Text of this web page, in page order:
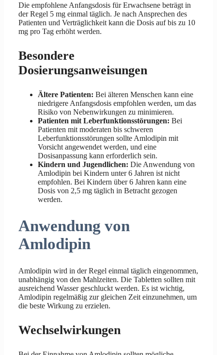
Die empfohlene Anfangsdosis für Erwachsene beträgt in
der Regel 5 mg einmal täglich. Je nach Ansprechen des
Patienten und Verträglichkeit kann die Dosis auf bis zu 10
mg pro Tag erhöht werden.
Besondere
Dosierungsanweisungen
Ältere Patienten: Bei älteren Menschen kann eine
niedrigere Anfangsdosis empfohlen werden, um das
Risiko von Nebenwirkungen zu minimieren.
Patienten mit Leberfunktionsstörungen: Bei
Patienten mit moderaten bis schweren
Leberfunktionsstörungen sollte Amlodipin mit
Vorsicht angewendet werden, und eine
Dosisanpassung kann erforderlich sein.
Kindern und Jugendlichen: Die Anwendung von
Amlodipin bei Kindern unter 6 Jahren ist nicht
empfohlen. Bei Kindern über 6 Jahren kann eine
Dosis von 2,5 mg täglich in Betracht gezogen
werden.
Anwendung von
Amlodipin
Amlodipin wird in der Regel einmal täglich eingenommen,
unabhängig von den Mahlzeiten. Die Tabletten sollten mit
ausreichend Wasser geschluckt werden. Es ist wichtig,
Amlodipin regelmäßig zur gleichen Zeit einzunehmen, um
die beste Wirkung zu erzielen.
Wechselwirkungen